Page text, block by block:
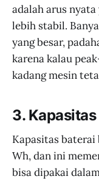
adalah arus
lebih stabil.
yang besar,
karena kalau
kadang mesin
3.
Kapasitas
Wh, dan ini
bisa dipakai